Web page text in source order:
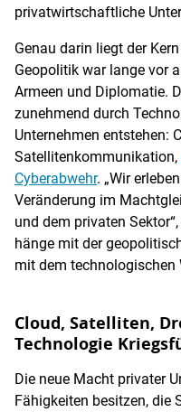
privatwirtschaftliche
Genau darin liegt der
Geopolitik war lange vor
Armeen und Diplomatie.
zunehmend durch
Unternehmen entstehen:
Satellitenkommunikation,
Cyberabwehr. „Wir
Veränderung im
und dem privaten
hänge mit der
mit dem technologischen
Cloud, Satelliten,
Technologie
Die neue Macht privater
Fähigkeiten besitzen, die